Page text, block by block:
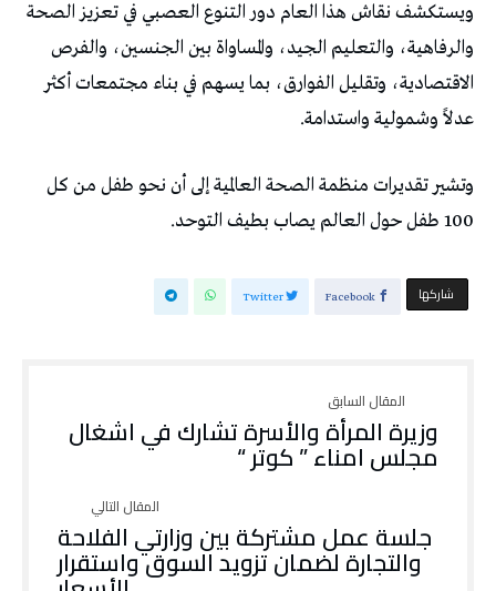
ويستكشف نقاش هذا العام دور التنوع العصبي في تعزيز الصحة
والرفاهية، والتعليم الجيد، والمساواة بين الجنسين، والفرص
الاقتصادية، وتقليل الفوارق، بما يسهم في بناء مجتمعات أكثر
عدلاً وشمولية واستدامة.
وتشير تقديرات منظمة الصحة العالمية إلى أن نحو طفل من كل
100 طفل حول العالم يصاب بطيف التوحد.
‫‫ شاركها‬ Facebook
Twitter
وزيرة المرأة والأسرة تشارك في اشغال
مجلس امناء ” كوتر “
جلسة عمل مشتركة بين وزارتي الفلاحة
والتجارة لضمان تزويد السوق واستقرار